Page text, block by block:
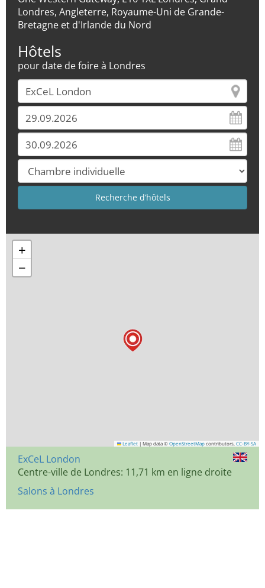
Londres, Angleterre, Royaume-Uni de Grande-
Bretagne et d'Irlande du Nord
Hôtels
pour date de foire à Londres
+
−
Leaflet | Map data © OpenStreetMap contributors, CC-BY-SA
ExCeL London
Centre-ville de Londres: 11,71 km en ligne droite
Salons à Londres